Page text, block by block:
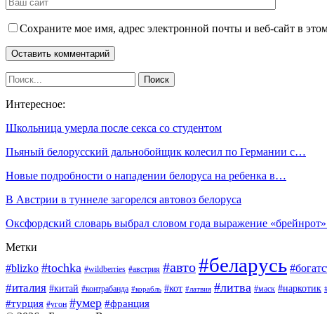
Сохраните мое имя, адрес электронной почты и веб-сайт в
Интересное:
Школьница умерла после секса со студентом
Пьяный белорусский дальнобойщик колесил по Германии с…
Новые подробности о нападении белоруса на ребенка в…
В Австрии в туннеле загорелся автовоз белоруса
Оксфордский словарь выбрал словом года выражение
Метки
#blizko #tochka #wildberries #австрия #авто#беларусь
#италия #китай #контрабанда #корабль #кот #латвия #литва #маск #наркотик
#турция #угон #умер #франция